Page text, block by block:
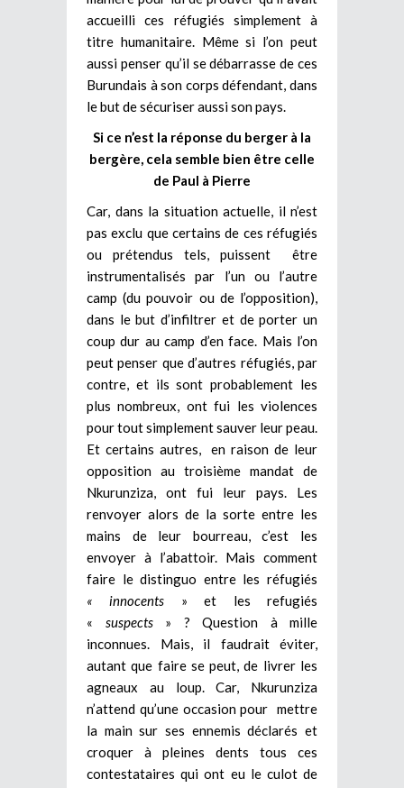
accueilli ces réfugiés simplement à
titre humanitaire. Même si l’on peut
aussi penser qu’il se débarrasse de ces
Burundais à son corps défendant, dans
le but de sécuriser aussi son pays.
Si ce n’est la réponse du berger à la
bergère, cela semble bien être celle
de Paul à Pierre
Car, dans la situation actuelle, il n’est
pas exclu que certains de ces réfugiés
ou prétendus tels, puissent être
instrumentalisés par l’un ou l’autre
camp (du pouvoir ou de l’opposition),
dans le but d’infiltrer et de porter un
coup dur au camp d’en face. Mais l’on
peut penser que d’autres réfugiés, par
contre, et ils sont probablement les
plus nombreux, ont fui les violences
pour tout simplement sauver leur peau.
Et certains autres, en raison de leur
opposition au troisième mandat de
Nkurunziza, ont fui leur pays. Les
renvoyer alors de la sorte entre les
mains de leur bourreau, c’est les
envoyer à l’abattoir. Mais comment
faire le distinguo entre les réfugiés
« innocents » et les refugiés
« suspects » ? Question à mille
inconnues. Mais, il faudrait éviter,
autant que faire se peut, de livrer les
agneaux au loup. Car, Nkurunziza
n’attend qu’une occasion pour mettre
la main sur ses ennemis déclarés et
croquer à pleines dents tous ces
contestataires qui ont eu le culot de